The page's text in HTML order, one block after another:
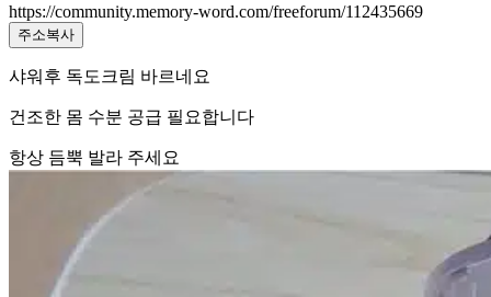
https://community.memory-word.com/freeforum/112435669
주소복사
샤워후 독도크림 바르네요
건조한 몸 수분 공급 필요합니다
항상 듬뿍 발라 주세요